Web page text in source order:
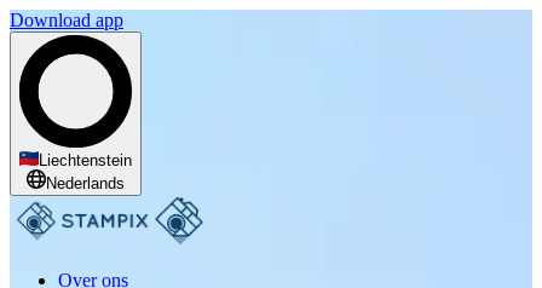
Download app
Liechtenstein
Nederlands
Over ons